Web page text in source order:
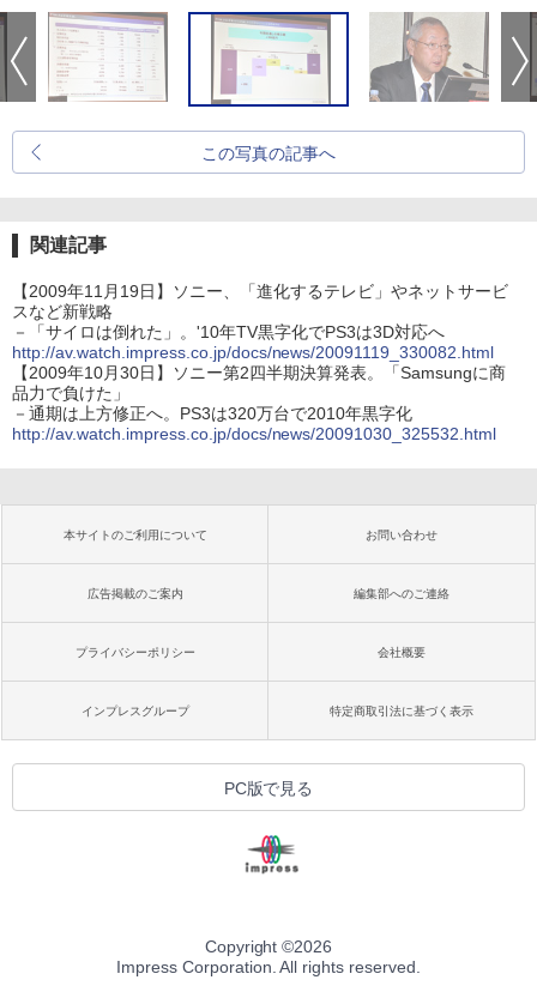
この写真の記事へ
関連記事
【2009年11月19日】ソニー、「進化するテレビ」やネットサービ
スなど新戦略
－「サイロは倒れた」。'10年TV黒字化でPS3は3D対応へ
http://av.watch.impress.co.jp/docs/news/20091119_330082.html
【2009年10月30日】ソニー第2四半期決算発表。「Samsungに商
品力で負けた」
－通期は上方修正へ。PS3は320万台で2010年黒字化
http://av.watch.impress.co.jp/docs/news/20091030_325532.html
本サイトのご利用について お問い合わせ
広告掲載のご案内 編集部へのご連絡
プライバシーポリシー 会社概要
インプレスグループ 特定商取引法に基づく表示
PC版で見る
Copyright ©2026
Impress Corporation. All rights reserved.